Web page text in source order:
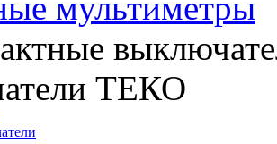
мультиметры
ТЕКО